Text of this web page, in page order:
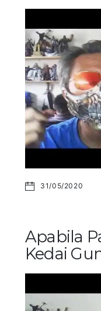
31/05/2020
Apabila
Kedai